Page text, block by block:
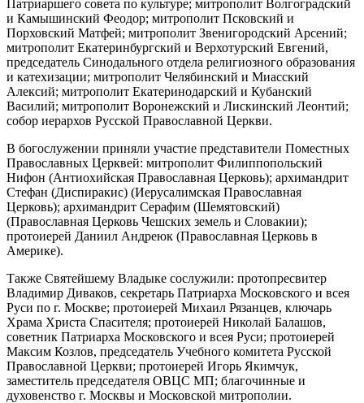
Патриаршего совета по культуре; митрополит Волгоградский
и Камышинский Феодор; митрополит Псковский и
Порховский Матфей; митрополит Звенигородский Арсений;
митрополит Екатеринбургский и Верхотурский Евгений,
председатель Синодального отдела религиозного образования
и катехизации; митрополит Челябинский и Миасский
Алексий; митрополит Екатеринодарский и Кубанский
Василий; митрополит Воронежский и Лискинский Леонтий;
собор иерархов Русской Православной Церкви.
В богослужении приняли участие представители Поместных
Православных Церквей: митрополит Филиппопольский
Нифон (Антиохийская Православная Церковь); архимандрит
Стефан (Диспиракис) (Иерусалимская Православная
Церковь); архимандрит Серафим (Шемятовский)
(Православная Церковь Чешских земель и Словакии);
протоиерей Даниил Андреюк (Православная Церковь в
Америке).
Также Святейшему Владыке сослужили: протопресвитер
Владимир Диваков, секретарь Патриарха Московского и всея
Руси по г. Москве; протоиерей Михаил Рязанцев, ключарь
Храма Христа Спасителя; протоиерей Николай Балашов,
советник Патриарха Московского и всея Руси; протоиерей
Максим Козлов, председатель Учебного комитета Русской
Православной Церкви; протоиерей Игорь Якимчук,
заместитель председателя ОВЦС МП; благочинные и
духовенство г. Москвы и Московской митрополии.